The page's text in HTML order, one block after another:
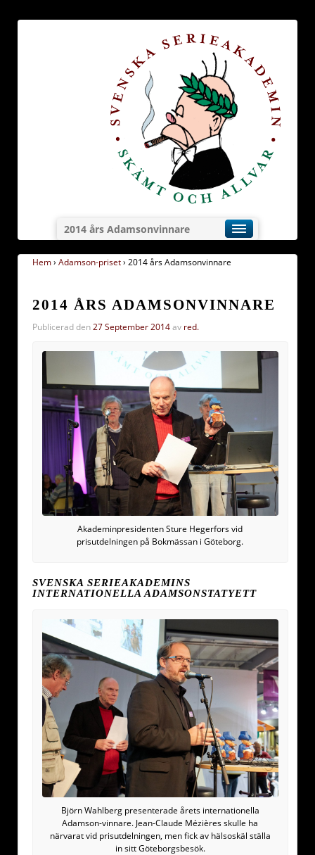
2014 års Adamsonvinnare
Hem› Adamson-priset› 2014 års Adamsonvinnare
2014 ÅRS ADAMSONVINNARE
Publicerad den27 September 2014av red.
Akademinpresidenten Sture Hegerfors vid
prisutdelningen på Bokmässan i Göteborg.
SVENSKA SERIEAKADEMINS
INTERNATIONELLA ADAMSONSTATYETT
Björn Wahlberg presenterade årets internationella
Adamson-vinnare. Jean-Claude Mézières skulle ha
närvarat vid prisutdelningen, men fick av hälsoskäl ställa
in sitt Göteborgsbesök.